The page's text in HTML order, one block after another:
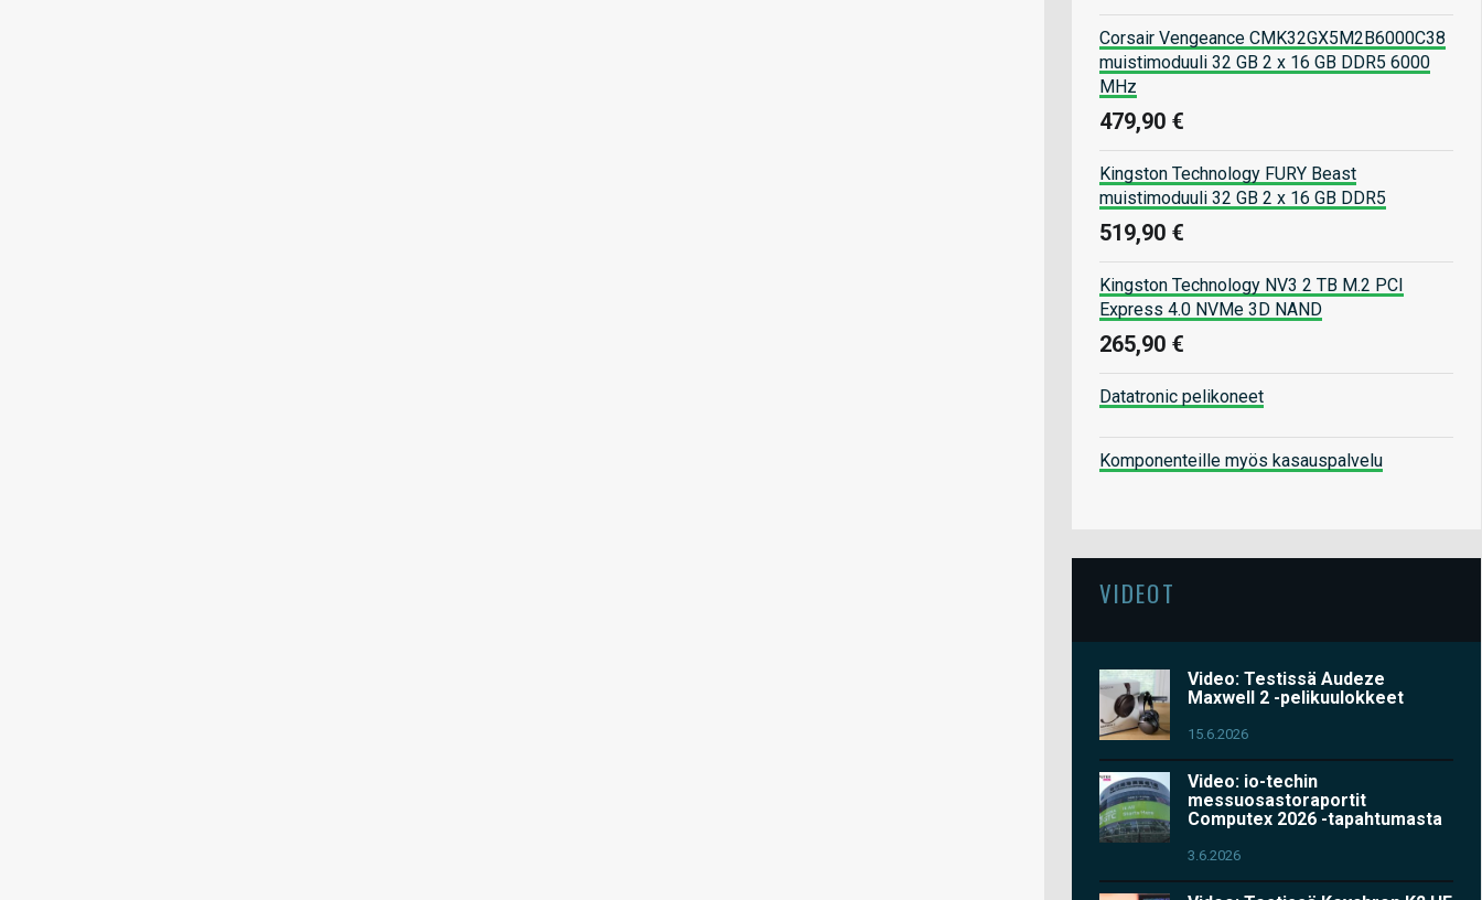
Corsair Vengeance CMK32GX5M2B6000C38
muistimoduuli 32 GB 2 x 16 GB DDR5 6000
MHz
479,90 €
Kingston Technology FURY Beast
muistimoduuli 32 GB 2 x 16 GB DDR5
519,90 €
Kingston Technology NV3 2 TB M.2 PCI
Express 4.0 NVMe 3D NAND
265,90 €
Datatronic pelikoneet
Komponenteille myös kasauspalvelu
VIDEOT
Video: Testissä Audeze
Maxwell 2 -pelikuulokkeet
15.6.2026
Video: io-techin
messuosastoraportit
Computex 2026 -tapahtumasta
3.6.2026